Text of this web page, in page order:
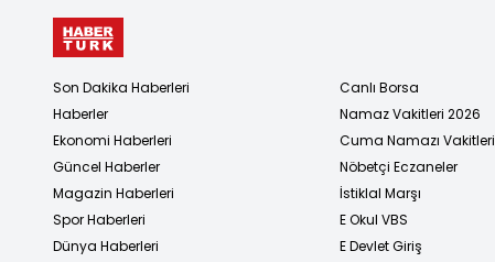
Son Dakika Haberleri
Haberler
Ekonomi Haberleri
Güncel Haberler
Magazin Haberleri
Spor Haberleri
Dünya Haberleri
Canlı Borsa
Namaz Vakitleri 2026
Cuma Namazı Vakitleri
Nöbetçi Eczaneler
İstiklal Marşı
E Okul VBS
E Devlet Giriş